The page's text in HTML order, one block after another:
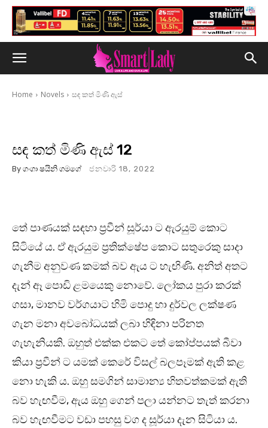
Home Novels සඳ කත් මිණි ඇස්
සඳ කත් මිණි ඇස් 12
By ගංගා ෂයිනි ගමගේ ජනවාරි 18, 2022
තේ පාණයක් සඳහා ප්‍රවීන් සූර්යා ට ඇරයුම් කොට
සිටියේ ය. ඒ ඇරයුම ප්‍රතික්ෂේප කොට සතුරෙකු සාදා
ගැනීම අනුවණ කමක් බව ඇය ට හැඟිණි. අනිත් අතට
දැන් ඈ පොඩි ළමයෙකු නොවේ. ලෝකය පුරා කරක්
ගසා, මානව වර්ගයාට හිමි පොදු හා දුර්වල ලක්ෂණ
ගැන මනා අවබෝධයක් ලබා හිඳිනා පරිනත
ගැහැනියකි. ඔහුත් එක්ක එකට තේ කෝප්පයක් බීවා
කියා ප්‍රවීන් ට යමක් කෙරේ විසල් බලපෑමක් ඇති කළ
නො හැකි ය. ඔහු සමගින් සාමාන්‍ය හිතවත්කමක් ඇති
බව හැඟවීම, ඇය ඔහු ගෙන් පලා යන්නට තැත් කරනා
බව හැඟවීමට වඩා පහසු වග ද සූර්යා දැන සිටියා ය.